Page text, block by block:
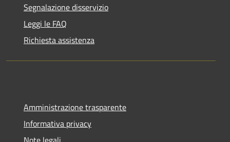
Segnalazione disservizio
Leggi le FAQ
Richiesta assistenza
Amministrazione trasparente
Informativa privacy